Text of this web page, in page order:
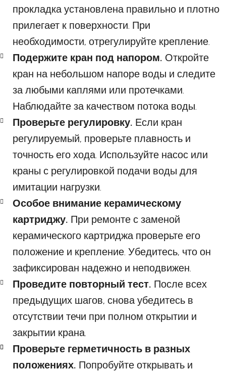
прокладка установлена правильно и плотно
прилегает к поверхности. При
необходимости, отрегулируйте крепление.
Подержите кран под напором. Откройте
кран на небольшом напоре воды и следите
за любыми каплями или протечками.
Наблюдайте за качеством потока воды.
Проверьте регулировку. Если кран
регулируемый, проверьте плавность и
точность его хода. Используйте насос или
краны с регулировкой подачи воды для
имитации нагрузки.
Особое внимание керамическому
картриджу. При ремонте с заменой
керамического картриджа проверьте его
положение и крепление. Убедитесь, что он
зафиксирован надежно и неподвижен.
Проведите повторный тест. После всех
предыдущих шагов, снова убедитесь в
отсутствии течи при полном открытии и
закрытии крана.
Проверьте герметичность в разных
положениях. Попробуйте открывать и